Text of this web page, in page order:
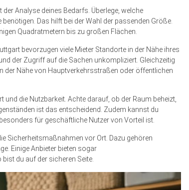
Analyse deines Bedarfs. Überlege, welche
Das hilft bei der Wahl der passenden Größe.
Quadratmetern bis zu großen Flächen.
bevorzugen viele Mieter Standorte in der Nähe ihres
der Zugriff auf die Sachen unkompliziert. Gleichzeitig
der Nähe von Hauptverkehrsstraßen oder öffentlichen
die Nutzbarkeit. Achte darauf, ob der Raum beheizt,
ist das entscheidend. Zudem kannst du
für geschäftliche Nutzer von Vorteil ist.
Sicherheitsmaßnahmen vor Ort. Dazu gehören
Einige Anbieter bieten sogar
du auf der sicheren Seite.